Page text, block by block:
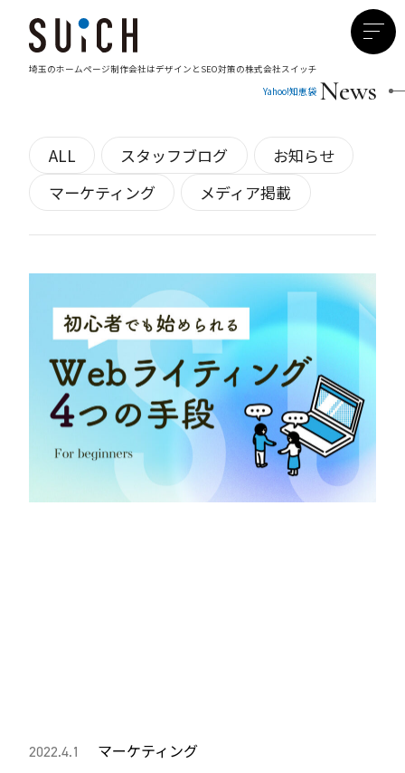
埼玉のホームページ制作会社はデザインとSEO対策の株式会社スイッチ
Yahoo!知恵袋 News
ALL スタッフブログ
お知らせ
マーケティング
メディア掲載
2022.4.1
マーケティング